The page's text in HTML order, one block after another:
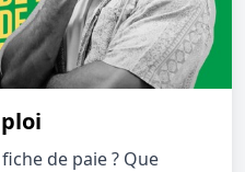
de paie ? Que